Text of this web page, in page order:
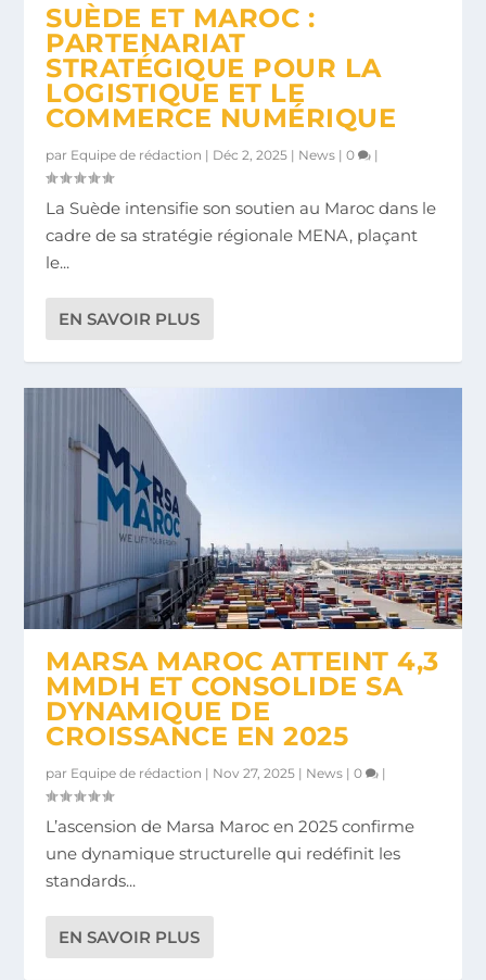
SUÈDE ET MAROC :
PARTENARIAT
STRATÉGIQUE POUR LA
LOGISTIQUE ET LE
COMMERCE NUMÉRIQUE
par Equipe de rédaction | Déc 2, 2025 | News |0 |
La Suède intensifie son soutien au Maroc dans le
cadre de sa stratégie régionale MENA, plaçant
le...
EN SAVOIR PLUS
MARSA MAROC ATTEINT 4,3
MMDH ET CONSOLIDE SA
DYNAMIQUE DE
CROISSANCE EN 2025
par Equipe de rédaction | Nov 27, 2025 | News |0 |
L’ascension de Marsa Maroc en 2025 confirme
une dynamique structurelle qui redéfinit les
standards...
EN SAVOIR PLUS